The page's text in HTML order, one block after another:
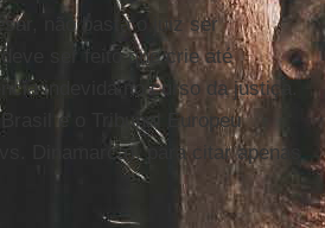
não basta o juiz ser
ser feito que crie até
indevida no curso da justiça.
e o Tribunal Europeu
Dinamarca), para citar apenas